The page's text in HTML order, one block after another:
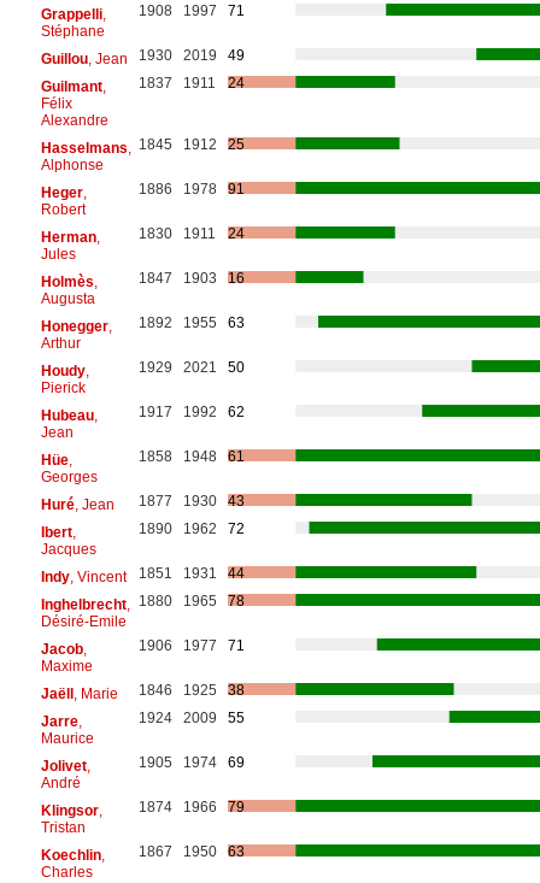
Grappelli,
Stéphane
1908 1997 71
Guillou, Jean 1930 2019
49
Guilmant,
Félix
Alexandre
1837 1911 24
Hasselmans
Alphonse
1845 1912 25
Heger,
Robert
1886 1978 91
Herman,
Jules
1830 1911 24
Holmès
Augusta
1847 1903 16
Honegger,
Arthur
1892 1955 63
Houdy,
Pierick
1929 2021 50
Hubeau,
Jean
1917 1992 62
Hüe,
Georges
1858 1948 61
Huré, Jean 1877 1930
43
Ibert,
Jacques
1890 1962 72
Indy, Vincent 1851 1931
44
Inghelbrecht,
Désiré-Emile
1880 1965 78
Jacob,
Maxime
1906 1977 71
Jaëll, Marie 1846 1925
38
Jarre,
Maurice
1924 2009 55
Jolivet,
André
1905 1974 69
Klingsor,
Tristan
1874 1966 79
Koechlin,
Charles
1867 1950 63